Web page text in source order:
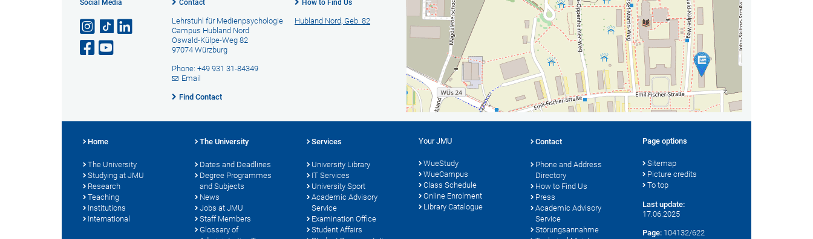
Social Media Contact
Lehrstuhl für Medienpsychologie
Campus Hubland Nord
Oswald-Külpe-Weg 82
97074 Würzburg
Phone: +49 931 31-84349
Email
Find Contact
How to Find Us
Hubland Nord, Geb. 82
Home
The University
Studying at JMU
Research
Teaching
Institutions
International
The University
Dates and Deadlines
Degree Programmes
and Subjects
News
Jobs at JMU
Staff Members
Glossary of
Services
University Library
IT Services
University Sport
Academic Advisory
Service
Examination Office
Student Affairs
Your JMU
WueStudy
WueCampus
Class Schedule
Online Enrolment
Library Catalogue
Contact
Phone and Address
Directory
How to Find Us
Press
Academic Advisory
Service
Störungsannahme
Page options
Sitemap
Picture credits
To top
Last update:
17.06.2025
Page: 104132/622